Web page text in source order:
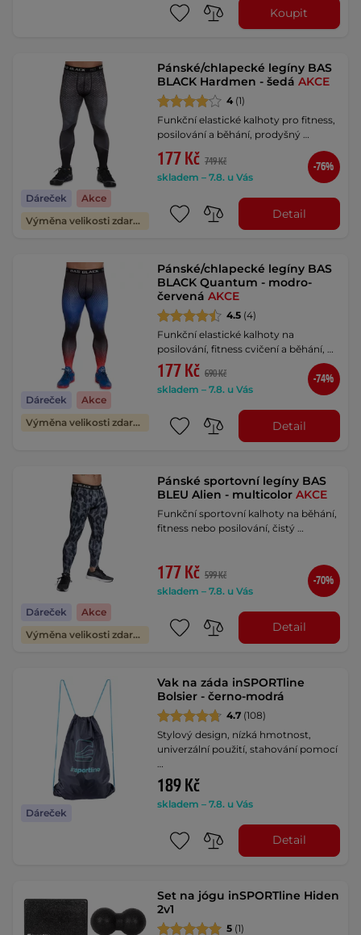
Koupit
Dáreček
Akce
Výměna velikosti zdarma
Pánské/chlapecké legíny BAS
BLACK Hardmen - šedáAKCE
4 (1)
Funkční elastické kalhoty pro fitness,
posilování a běhání, prodyšný …
177 Kč 749 Kč
skladem – 7.8. u Vás
-76%
Detail
Dáreček
Akce
Výměna velikosti zdarma
Pánské/chlapecké legíny BAS
BLACK Quantum - modro-
červenáAKCE
4.5 (4)
Funkční elastické kalhoty na
posilování, fitness cvičení a běhání, …
177 Kč 690 Kč
skladem – 7.8. u Vás
-74%
Detail
Dáreček
Akce
Výměna velikosti zdarma
Pánské sportovní legíny BAS
BLEU Alien - multicolorAKCE
Funkční sportovní kalhoty na běhání,
fitness nebo posilování, čistý …
177 Kč 599 Kč
skladem – 7.8. u Vás
-70%
Detail
Dáreček
Vak na záda inSPORTline
Bolsier - černo-modrá
4.7 (108)
Stylový design, nízká hmotnost,
univerzální použití, stahování pomocí
189 Kč
skladem – 7.8. u Vás
Detail
Set na jógu inSPORTline Hiden
2v1
5 (1)